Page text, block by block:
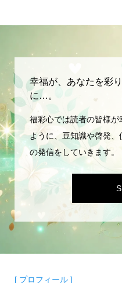
幸福が、あなたを彩
に…。
福彩心では読者の皆様
ように、豆知識や啓発
の発信をしていきます。
[ プロフィール ]